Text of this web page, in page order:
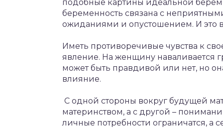
подобные картины идеальной
беременность связана с
ожиданиями и опустошением. И это
Иметь противоречивые чувства к
явление. На женщину наваливается
может быть правдивой или нет, но
влияние.
С одной стороны вокруг будущей
материнством, а с другой –
личные потребности ограничатся, а